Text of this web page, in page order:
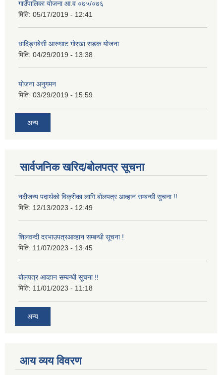
गाउँपालिका योजना आ.व ०७५/०७६
मिति: 05/17/2019 - 12:41
धादिङ्गबेसी आरुघाट गोरखा सडक योजना
मिति: 04/29/2019 - 13:38
योजना अनुगमन
मिति: 03/29/2019 - 15:59
अन्य
सार्वजनिक खरिद/बोलपत्र सूचना
नदीजन्य पदार्थको विक्रीका लागि बोलपत्र आव्हान सम्बन्धी सुचना !!
मिति: 12/13/2023 - 12:49
शिलवन्दी दरभाउपत्रआव्हान सम्बन्धी सूचना !
मिति: 11/07/2023 - 13:45
बोलपत्र आव्हान सम्बन्धी सूचना !!
मिति: 11/01/2023 - 11:18
अन्य
आय व्यय विवरण